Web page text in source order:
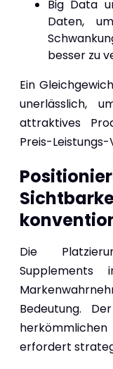
Big Data
Daten,
besser zu
Ein
unerlässlich,
attraktives
Preis-
Die
Bedeutung.
erfordert